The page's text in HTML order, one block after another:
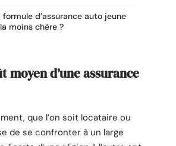
d’assurance auto jeune
moins chère ?
moyen d’une assurance
que l’on soit locataire ou
de se confronter à un large